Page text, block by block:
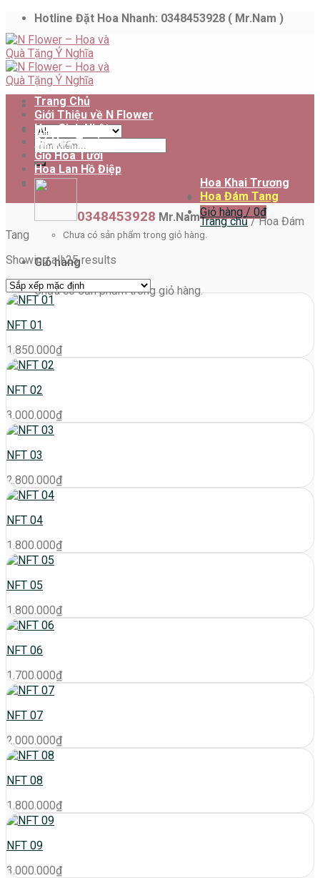
Skip
to
content
Hotline Đặt Hoa Nhanh: 0348453928 ( Mr.Nam )
Tìm
kiếm:
0348453928 Mr.NamGiỏ hàng / 0₫
Chưa có sản phẩm trong giỏ hàng.
Giỏ hàng
Chưa có sản phẩm trong giỏ hàng.
Trang Chủ
Giới Thiệu về N Flower
Hoa Sinh Nhật
Bó Hoa Tươi
Giỏ Hoa Tươi
Hoa Lan Hồ Điệp
Hoa Khai Trương
Hoa Đám Tang
Trang chủ /Hoa Đám
Tang
Showing all 25 results
NFT 01
1.850.000₫
NFT 02
3.000.000₫
NFT 03
2.800.000₫
NFT 04
1.800.000₫
NFT 05
1.800.000₫
NFT 06
1.700.000₫
NFT 07
2.000.000₫
NFT 08
1.800.000₫
NFT 09
3.000.000₫